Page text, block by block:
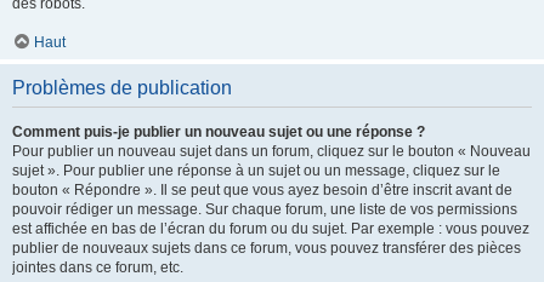
des robots.
Haut
Problèmes de publication
Comment puis-je publier un nouveau sujet ou une réponse ?
Pour publier un nouveau sujet dans un forum, cliquez sur le bouton « Nouveau
sujet ». Pour publier une réponse à un sujet ou un message, cliquez sur le
bouton « Répondre ». Il se peut que vous ayez besoin d’être inscrit avant de
pouvoir rédiger un message. Sur chaque forum, une liste de vos permissions
est affichée en bas de l’écran du forum ou du sujet. Par exemple : vous pouvez
publier de nouveaux sujets dans ce forum, vous pouvez transférer des pièces
jointes dans ce forum, etc.